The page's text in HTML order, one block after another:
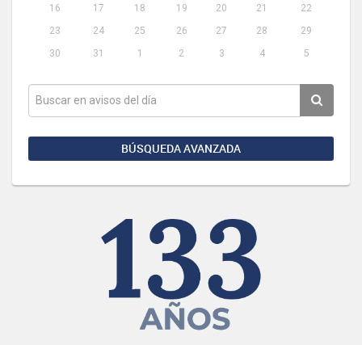
16
17 18 19 20 21
22
23
24 25 26 27 28
29
30
31 1 2 3 4 5
BÚSQUEDA AVANZADA